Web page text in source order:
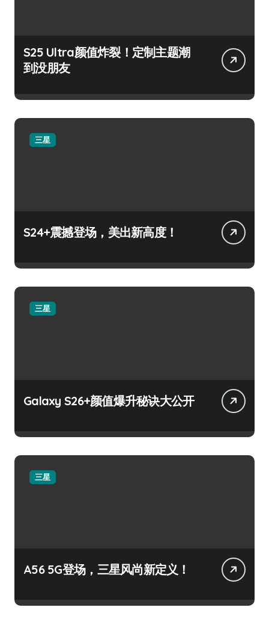
S25 Ultra颜值炸裂！定制主题潮
到没朋友
三星
S24+震撼登场，美出新高度！
三星
Galaxy S26+颜值爆升秘诀大公开
三星
A56 5G登场，三星风尚新定义！